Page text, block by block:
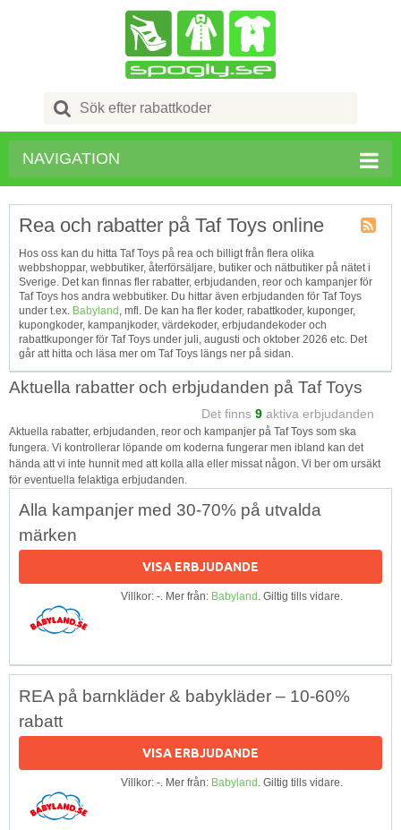
Search
for:
NAVIGATION
Tagg
RSS
Rea och rabatter på Taf Toys online
Hos oss kan du hitta Taf Toys på rea och billigt från flera olika
webbshoppar, webbutiker, återförsäljare, butiker och nätbutiker på nätet i
Sverige. Det kan finnas fler rabatter, erbjudanden, reor och kampanjer för
Taf Toys hos andra webbutiker. Du hittar även erbjudanden för Taf Toys
under t.ex. Babyland , mfl. De kan ha fler koder, rabattkoder, kuponger,
kupongkoder, kampanjkoder, värdekoder, erbjudandekoder och
rabattkuponger för Taf Toys under juli, augusti och oktober 2026 etc. Det
går att hitta och läsa mer om Taf Toys längs ner på sidan.
Aktuella rabatter och erbjudanden på Taf Toys
Det finns 9 aktiva erbjudanden
Aktuella rabatter, erbjudanden, reor och kampanjer på Taf Toys som ska
fungera. Vi kontrollerar löpande om koderna fungerar men ibland kan det
hända att vi inte hunnit med att kolla alla eller missat någon. Vi ber om ursäkt
för eventuella felaktiga erbjudanden.
Alla kampanjer med 30-70% på utvalda
märken
VISA ERBJUDANDE
Villkor: -. Mer från: Babyland. Giltig tills vidare.
REA på barnkläder & babykläder – 10-60%
rabatt
VISA ERBJUDANDE
Villkor: -. Mer från: Babyland. Giltig tills vidare.